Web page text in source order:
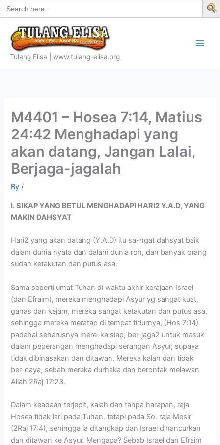
Search
for:
Skip
to
content
Tulang Elisa | www.tulang-elisa.org
M4401 – Hosea 7:14, Matius
24:42 Menghadapi yang
akan datang, Jangan Lalai,
Berjaga-jagalah
By/
I. SIKAP YANG BETUL MENGHADAPI HARI2 Y.A.D, YANG
MAKIN DAHSYAT
Hari2 yang akan datang (Y.A.D) itu sa-ngat dahsyat baik
dalam dunia nyata dan dalam dunia roh, dan banyak orang
sudah ketakutan dan putus asa.
Sama seperti umat Tuhan di waktu akhir kerajaan Israel
(dan Efraim), mereka menghadapi Asyur yg sangat kuat,
ganas dan kejam, mereka sangat ketakutan dan putus asa,
sehingga mereka meratap di tempat tidurnya, (Hos 7:14)
padahal seharusnya mere-ka siap, ber-jaga2 untuk masuk
dalam peperangan menghadapi serangan Asyur, supaya
tidak dibinasakan dan ditawan. Mereka kalah dan tidak
ber-daya, sebab mereka durhaka dan berontak melawan
Allah 2Raj 17:23.
Dalam keadaan terjepit, kalah dan tanpa harapan, raja
Hosea tidak lari pada Tuhan, tetapi pada So, raja Mesir
(2Raj 17:4), sehingga ia ditangkap dan Israel dihancurkan
dan ditawan ke Asyur. Mengapa? Sebab Israel dan Efraim